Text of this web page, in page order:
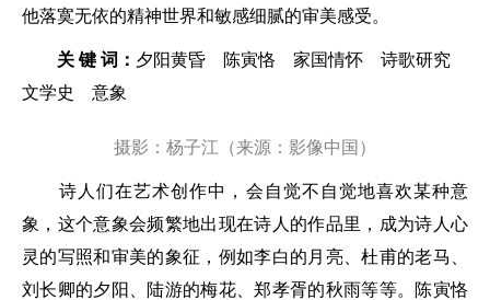
他落寞无依的精神世界和敏感细腻的审美感受。
关 键 词： 夕阳黄昏 陈寅恪 家国情怀 诗歌研究
文学史 意象
摄影：杨子江（来源：影像中国）
诗人们在艺术创作中，会自觉不自觉地喜欢某种意
象，这个意象会频繁地出现在诗人的作品里，成为诗人心
灵的写照和审美的象征，例如李白的月亮、杜甫的老马、
刘长卿的夕阳、陆游的梅花、郑孝胥的秋雨等等。陈寅恪